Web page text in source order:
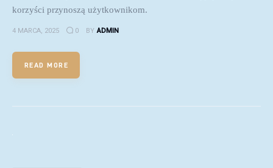
korzyści przynoszą użytkownikom.
4 MARCA, 2025 0 BY ADMIN
READ MORE